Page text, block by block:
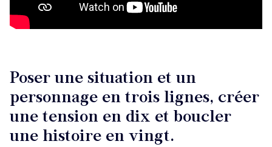
Poser une situation et un
personnage en trois lignes, créer
une tension en dix et boucler
une histoire en vingt.